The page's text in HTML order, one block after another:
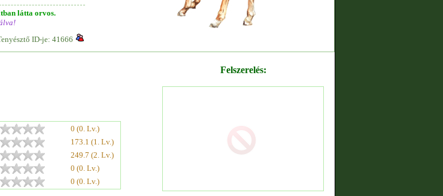
látta orvos.
ID-je: 41666
0 (0. Lv.)
173.1 (1. Lv.)
249.7 (2. Lv.)
0 (0. Lv.)
0 (0. Lv.)
Felszerelés: